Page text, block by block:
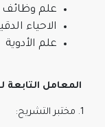
علم وظائف
الاحياء
علم الأدوية
المعامل
1. مختبر التشريح: